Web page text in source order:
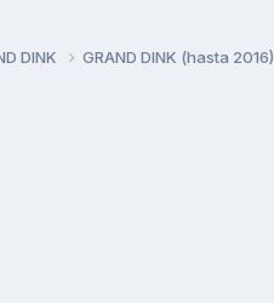
DINK GRAND DINK (hasta 2016)